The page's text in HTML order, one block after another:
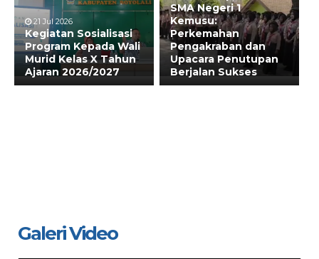
21 Jul 2026
Kegiatan Sosialisasi
Program Kepada Wali
Murid Kelas X Tahun
Ajaran 2026/2027
SMA Negeri 1
Kemusu:
Perkemahan
Pengakraban dan
Upacara Penutupan
Berjalan Sukses
Galeri Video